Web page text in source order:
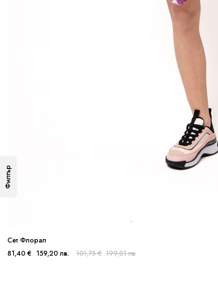
Сет Флорал
81,40 € 159,20 лв. 101,75 € 199,01 лв.
Филтър